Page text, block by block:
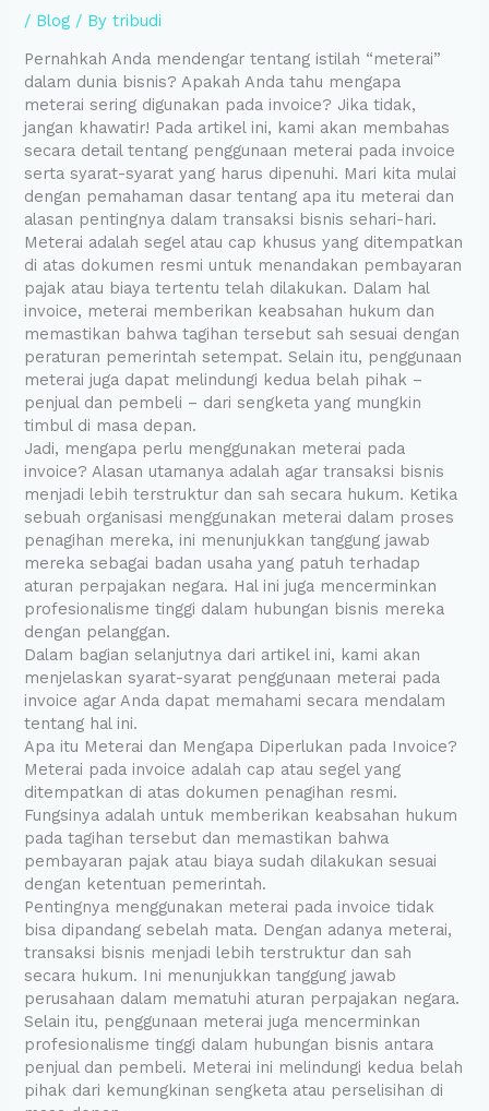
/ Blog / Bytribudi
Pernahkah Anda mendengar tentang istilah “meterai”
dalam dunia bisnis? Apakah Anda tahu mengapa
meterai sering digunakan pada invoice? Jika tidak,
jangan khawatir! Pada artikel ini, kami akan membahas
secara detail tentang penggunaan meterai pada invoice
serta syarat-syarat yang harus dipenuhi. Mari kita mulai
dengan pemahaman dasar tentang apa itu meterai dan
alasan pentingnya dalam transaksi bisnis sehari-hari.
Meterai adalah segel atau cap khusus yang ditempatkan
di atas dokumen resmi untuk menandakan pembayaran
pajak atau biaya tertentu telah dilakukan. Dalam hal
invoice, meterai memberikan keabsahan hukum dan
memastikan bahwa tagihan tersebut sah sesuai dengan
peraturan pemerintah setempat. Selain itu, penggunaan
meterai juga dapat melindungi kedua belah pihak –
penjual dan pembeli – dari sengketa yang mungkin
timbul di masa depan.
Jadi, mengapa perlu menggunakan meterai pada
invoice? Alasan utamanya adalah agar transaksi bisnis
menjadi lebih terstruktur dan sah secara hukum. Ketika
sebuah organisasi menggunakan meterai dalam proses
penagihan mereka, ini menunjukkan tanggung jawab
mereka sebagai badan usaha yang patuh terhadap
aturan perpajakan negara. Hal ini juga mencerminkan
profesionalisme tinggi dalam hubungan bisnis mereka
dengan pelanggan.
Dalam bagian selanjutnya dari artikel ini, kami akan
menjelaskan syarat-syarat penggunaan meterai pada
invoice agar Anda dapat memahami secara mendalam
tentang hal ini.
Apa itu Meterai dan Mengapa Diperlukan pada Invoice?
Meterai pada invoice adalah cap atau segel yang
ditempatkan di atas dokumen penagihan resmi.
Fungsinya adalah untuk memberikan keabsahan hukum
pada tagihan tersebut dan memastikan bahwa
pembayaran pajak atau biaya sudah dilakukan sesuai
dengan ketentuan pemerintah.
Pentingnya menggunakan meterai pada invoice tidak
bisa dipandang sebelah mata. Dengan adanya meterai,
transaksi bisnis menjadi lebih terstruktur dan sah
secara hukum. Ini menunjukkan tanggung jawab
perusahaan dalam mematuhi aturan perpajakan negara.
Selain itu, penggunaan meterai juga mencerminkan
profesionalisme tinggi dalam hubungan bisnis antara
penjual dan pembeli. Meterai ini melindungi kedua belah
pihak dari kemungkinan sengketa atau perselisihan di